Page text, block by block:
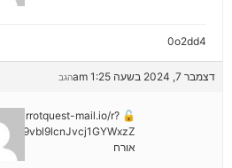
0o2dd4
דצמבר 7, 2024 בשעה 1:25 am הגב
mail.io/r?
אורח